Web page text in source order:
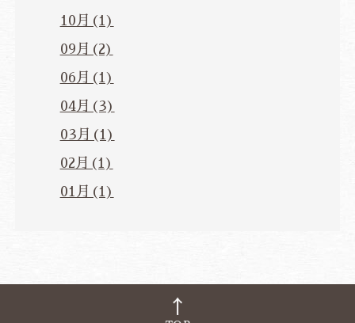
10月(1)
09月(2)
06月(1)
04月(3)
03月(1)
02月(1)
01月(1)